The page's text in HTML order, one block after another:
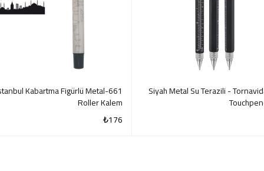
652 Siyah Metal Su Terazili -
İstanbul Kabartma Figürlü Metal
Roller Kalem
₺176